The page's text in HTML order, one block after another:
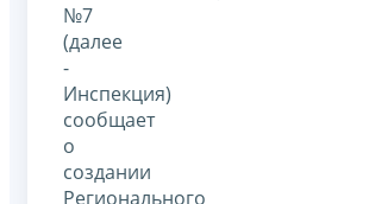
№7
(далее
-
Инспекция)
сообщает
о
создании
Регионального